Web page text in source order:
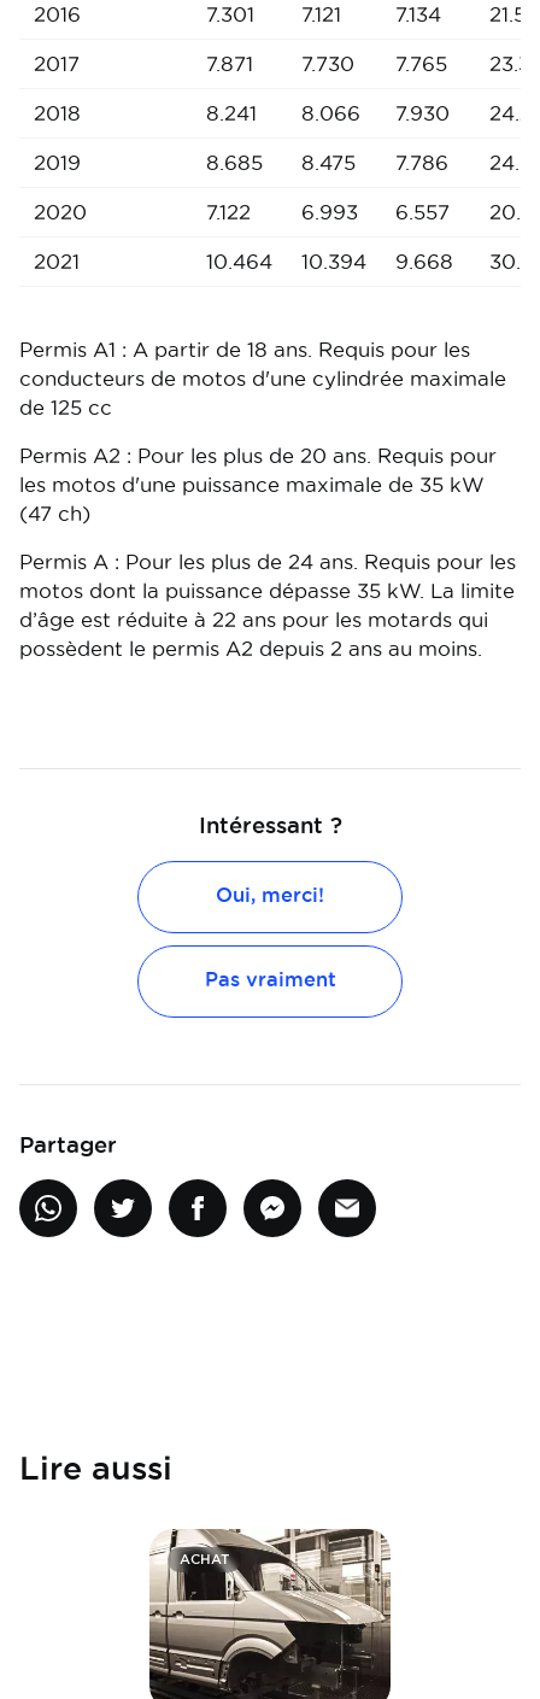
Partager
2016 7.301 7.121 7.134
2017 7.871 7.730 7.765
2018 8.241 8.066 7.930
2019 8.685 8.475 7.786
2020 7.122 6.993 6.557
2021 10.464 10.394 9.668
Permis A1 : A partir de 18 ans. Requis pour les
conducteurs de motos d'une cylindrée maximale
de 125 cc
Permis A2 : Pour les plus de 20 ans. Requis pour
les motos d'une puissance maximale de 35 kW
(47 ch)
Permis A : Pour les plus de 24 ans. Requis pour les
motos dont la puissance dépasse 35 kW. La limite
d’âge est réduite à 22 ans pour les motards qui
possèdent le permis A2 depuis 2 ans au moins.
Intéressant ?
Oui, merci!
Pas vraiment
Lire aussi
ACHAT